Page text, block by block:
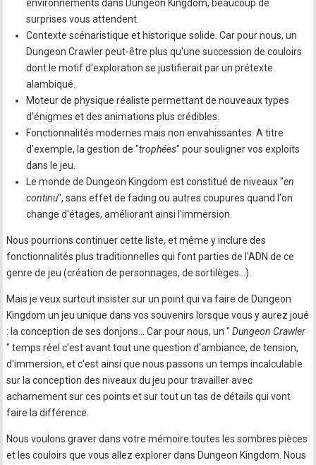
environnements dans Dungeon Kingdom, beaucoup de
surprises vous attendent.
Contexte scénaristique et historique solide. Car pour nous, un
Dungeon Crawler peut-être plus qu'une succession de couloirs
dont le motif d'exploration se justifierait par un prétexte
alambiqué.
Moteur de physique réaliste permettant de nouveaux types
d'énigmes et des animations plus crédibles.
Fonctionnalités modernes mais non envahissantes. A titre
d'exemple, la gestion de "trophées" pour souligner vos exploits
dans le jeu.
Le monde de Dungeon Kingdom est constitué de niveaux "en
continu", sans effet de fading ou autres coupures quand l'on
change d'étages, améliorant ainsi l'immersion.
Nous pourrions continuer cette liste, et même y inclure des
fonctionnalités plus traditionnelles qui font parties de l'ADN de ce
genre de jeu (création de personnages, de sortilèges...).
Mais je veux surtout insister sur un point qui va faire de Dungeon
Kingdom un jeu unique dans vos souvenirs lorsque vous y aurez joué
: la conception de ses donjons... Car pour nous, un " Dungeon Crawler
" temps réel c'est avant tout une question d'ambiance, de tension,
d'immersion, et c'est ainsi que nous passons un temps incalculable
sur la conception des niveaux du jeu pour travailler avec
acharnement sur ces points et sur tout un tas de détails qui vont
faire la différence.
Nous voulons graver dans votre mémoire toutes les sombres pièces
et les couloirs que vous allez explorer dans Dungeon Kingdom. Nous